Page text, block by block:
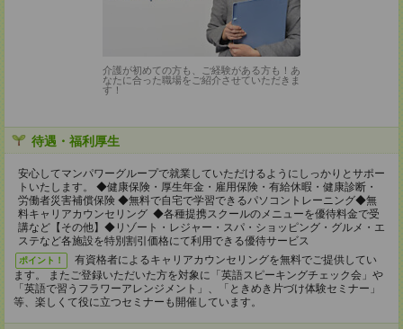
介護が初めての方も、ご経験がある方も！あ
なたに合った職場をご紹介させていただきま
す！
待遇・福利厚生
安心してマンパワーグループで就業していただけるようにしっかりとサポー
トいたします。 ◆健康保険・厚生年金・雇用保険・有給休暇・健康診断・
労働者災害補償保険 ◆無料で自宅で学習できるパソコントレーニング◆無
料キャリアカウンセリング ◆各種提携スクールのメニューを優待料金で受
講など【その他】◆リゾート・レジャー・スパ・ショッピング・グルメ・エ
ステなど各施設を特別割引価格にて利用できる優待サービス
ポイント！
有資格者によるキャリアカウンセリングを無料でご提供してい
ます。 またご登録いただいた方を対象に「英語スピーキングチェック会」や
「英語で習うフラワーアレンジメント」、「ときめき片づけ体験セミナー」
等、楽しくて役に立つセミナーも開催しています。